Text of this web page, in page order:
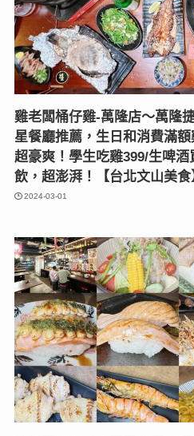
雞老闆桶仔雞-萬隆店〜萬隆
星餐廳推薦，生日和消費滿
超豪爽！學生吃雞399/生啤
飲，超澎湃！【台北文山美食
2024-03-01